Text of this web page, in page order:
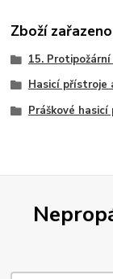
Zboží
15.
Hasicí přístroje
Práškové